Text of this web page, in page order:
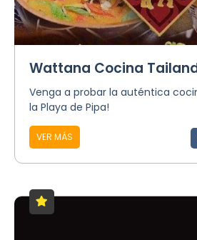
Wattana Cocina
Venga a probar la auténtica
la Playa de Pipa!
VER MÁS